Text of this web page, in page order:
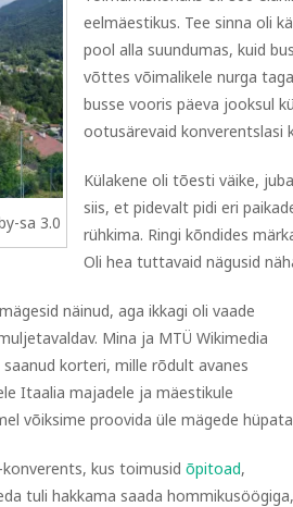
sa 3.0
eelmäestikus. Tee sinna oli
pool alla suundumas, kuid
võttes võimalikele nurga
busse vooris päeva jooksul
ootusärevaid konverentslasi
Külakene oli tõesti väike,
siis, et pidevalt pidi eri
rühkima. Ringi kõndides
Oli hea tuttavaid nägusid
näinud, aga ikkagi oli vaade
Mina ja MTÜ Wikimedia
korteri, mille rõdult avanes
Itaalia majadele ja mäestikule
võiksime proovida üle mägede
kus toimusid õpitoad,
tuli hakkama saada hommikusöögiga,